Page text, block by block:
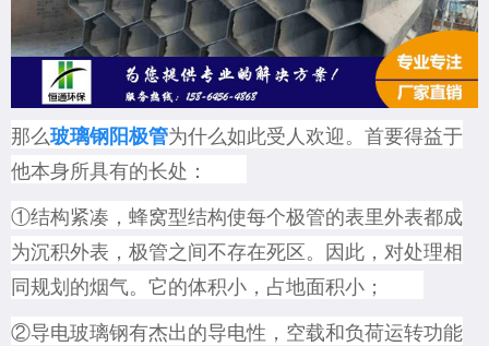
那么玻璃钢阳极管为什么如此受人欢迎。首要得益于
他本身所具有的长处：
①结构紧凑，蜂窝型结构使每个极管的表里外表都成
为沉积外表，极管之间不存在死区。因此，对处理相
同规划的烟气。它的体积小，占地面积小；
②导电玻璃钢有杰出的导电性，空载和负荷运转功能